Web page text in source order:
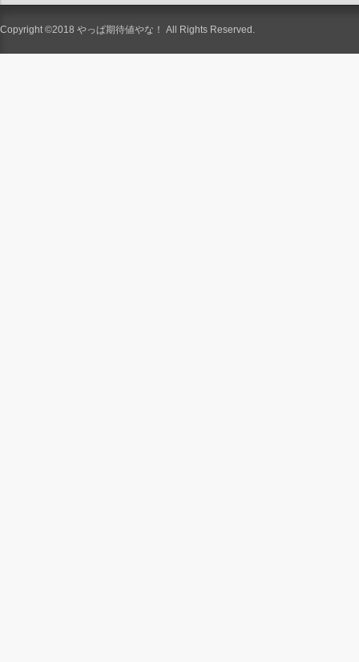
Copyright ©2018 やっぱ期待値やな！ All Rights Reserved.